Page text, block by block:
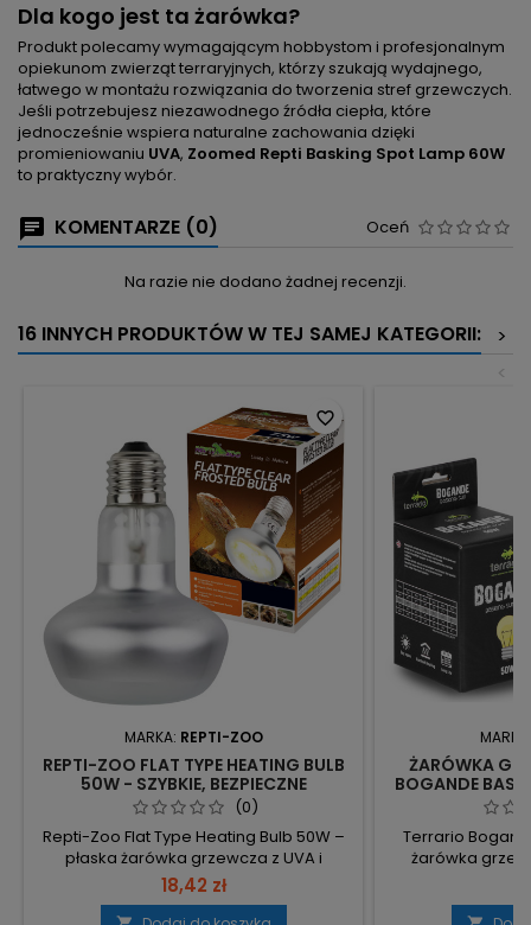
Dla kogo jest ta żarówka?
Produkt polecamy wymagającym hobbystom i profesjonalnym
opiekunom zwierząt terraryjnych, którzy szukają wydajnego,
łatwego w montażu rozwiązania do tworzenia stref grzewczych.
Jeśli potrzebujesz niezawodnego źródła ciepła, które
jednocześnie wspiera naturalne zachowania dzięki
promieniowaniu UVA, Zoomed Repti Basking Spot Lamp 60W
to praktyczny wybór.
KOMENTARZE (0) Oceń
Na razie nie dodano żadnej recenzji.
16 INNYCH PRODUKTÓW W TEJ SAMEJ KATEGORII:
>
<
MARKA: REPTI-ZOO
REPTI-ZOO FLAT TYPE HEATING BULB
50W - SZYBKIE, BEZPIECZNE
OGRZEWANIE TERRARIUM
(0)
Repti-Zoo Flat Type Heating Bulb 50W –
płaska żarówka grzewcza z UVA i
dzienną barwą, skupia ciepło tworząc
wyspę grzewczą (+35%). Emitowane
18,42 zł
favorite_border
ŻARÓWKA
BOGANDE
Terrario
żarówka
wspomagając